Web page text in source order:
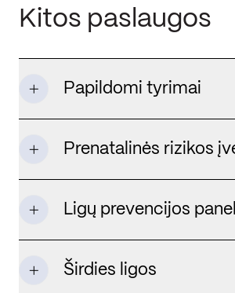
Kitos paslaugos
Papildomi tyrimai
Prenatalinės rizikos
Ligų prevencijos
Širdies ligos